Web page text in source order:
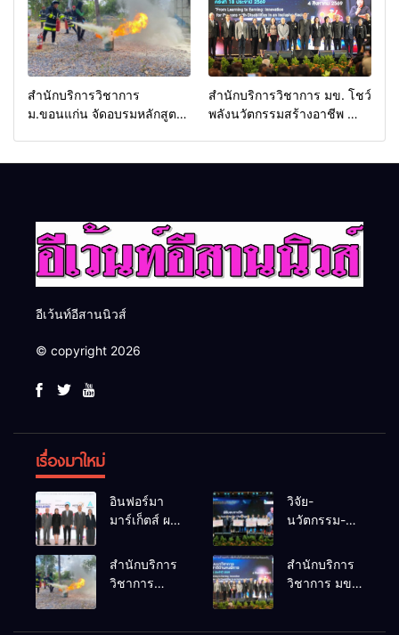
ครับ
สำนักบริการวิชาการ
ม.ขอนแก่น จัดอบรมหลักสูตร
สำนักบริการวิชาการ มข. โชว์
พลังนวัตกรรมสร้างอาชีพ นำ
อีเว้นท์อีสานนิวส์
© copyright 2026
เรื่องมาใหม่
อินฟอร์มา
มาร์เก็ตส์ ผนึก
ธุรกิจท่อง
เที่ยว-บริการ
Thailand
วิจัย-
นวัตกรรม-
คือโอกาสใหม่
ของคนพิการ
เศรษฐกิจ
สำนักบริการ
วิชาการ
สำนักบริการ
วิชาการ มข.